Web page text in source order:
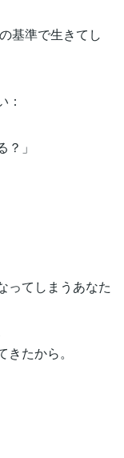
基準で生きてし
：
」
ってしまうあなた
たから。